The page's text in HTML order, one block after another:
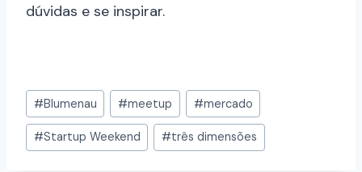
dúvidas e se inspirar.
#Blumenau #meetup #mercado
#Startup Weekend #três dimensões